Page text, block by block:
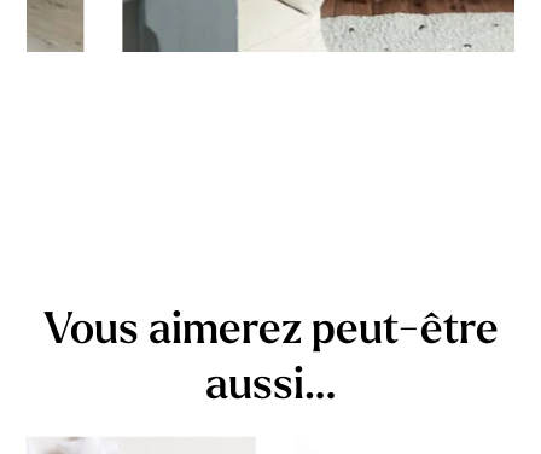
Vous aimerez peut-être
aussi…